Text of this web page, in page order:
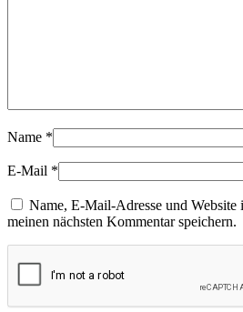
Name *
E-Mail *
Name, E-Mail-Adresse und Website
meinen nächsten Kommentar speichern.